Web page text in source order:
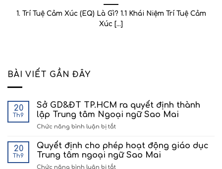
1. Trí Tuệ Cảm Xúc (EQ) Là Gì? 1.1 Khái Niệm Trí Tuệ Cảm
Xúc [...]
BÀI VIẾT GẦN ĐÂY
20
Th9
Sở GD&ĐT TP.HCM ra quyết định thành
lập Trung tâm Ngoại ngữ Sao Mai
Chức năng bình luận bị tắtở
GD&ĐT
TP.HCM
ra
20
Th9
Quyết định cho phép hoạt động giáo dục
Trung tâm ngoại ngữ Sao Mai
Chức năng bình luận bị tắtở